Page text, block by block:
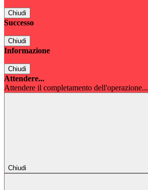
Chiudi
Successo
Chiudi
Informazione
Chiudi
Attendere...
Attendere il completamento dell'operazione...
Chiudi